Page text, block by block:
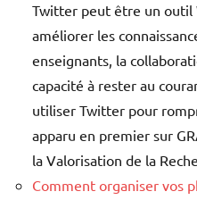
Twitter peut être un outil
améliorer les
enseignants, la
capacité à rester au
utiliser Twitter pour
apparu en premier sur
la Valorisation de la
Comment organiser vos